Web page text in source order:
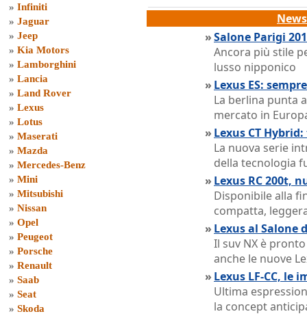
» Infiniti
» Jaguar
» Jeep
» Kia Motors
» Lamborghini
» Lancia
» Land Rover
» Lexus
» Lotus
» Maserati
» Mazda
» Mercedes-Benz
» Mini
» Mitsubishi
» Nissan
» Opel
» Peugeot
» Porsche
» Renault
» Saab
» Seat
» Skoda
»Salone Parigi
Ancora più stile
lusso nipponico
» Lexus ES:
La berlina punta
mercato in
» Lexus CT
La nuova serie
della tecnologia
» Lexus RC 200t,
Disponibile alla
compatta,
» Lexus al Salone
Il suv NX è
anche le nuove
» Lexus LF-CC, le
Ultima
la concept